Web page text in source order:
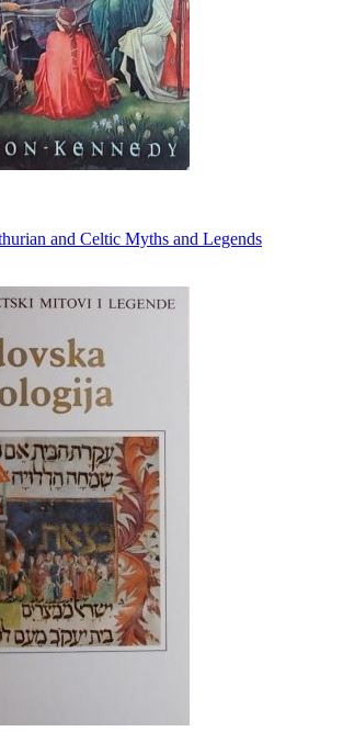
and Celtic Myths and Legends